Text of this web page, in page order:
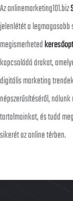
Az onlinemarketing101.biz
jelenlétét a
megismerheted
kapcsolódó árakat,
digitális marketing
népszerűsítéséről,
tartalmainkat, és tudd
sikerét az online térben.